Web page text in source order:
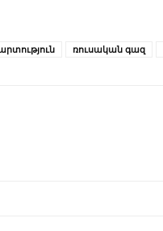
ռուսական գազ